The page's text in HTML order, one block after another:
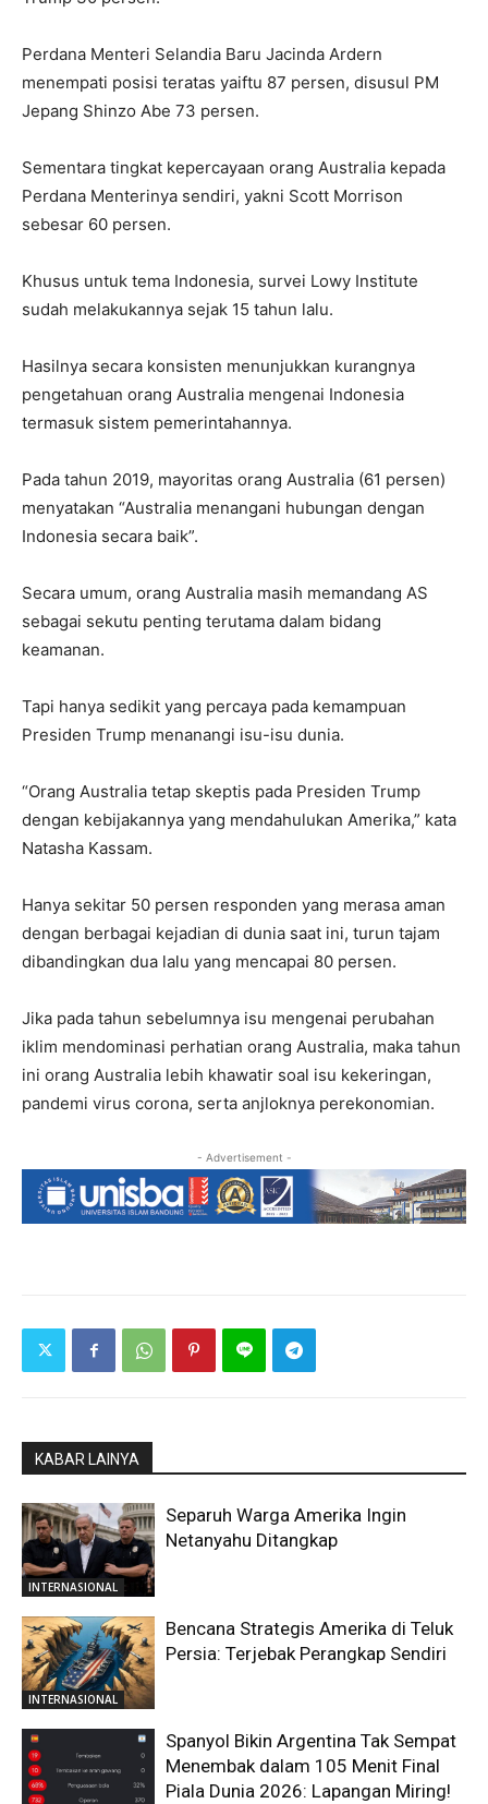
Perdana Menteri Selandia Baru Jacinda Ardern
menempati posisi teratas yaiftu 87 persen, disusul PM
Jepang Shinzo Abe 73 persen.
Sementara tingkat kepercayaan orang Australia kepada
Perdana Menterinya sendiri, yakni Scott Morrison
sebesar 60 persen.
Khusus untuk tema Indonesia, survei Lowy Institute
sudah melakukannya sejak 15 tahun lalu.
Hasilnya secara konsisten menunjukkan kurangnya
pengetahuan orang Australia mengenai Indonesia
termasuk sistem pemerintahannya.
Pada tahun 2019, mayoritas orang Australia (61 persen)
menyatakan “Australia menangani hubungan dengan
Indonesia secara baik”.
Secara umum, orang Australia masih memandang AS
sebagai sekutu penting terutama dalam bidang
keamanan.
Tapi hanya sedikit yang percaya pada kemampuan
Presiden Trump menanangi isu-isu dunia.
“Orang Australia tetap skeptis pada Presiden Trump
dengan kebijakannya yang mendahulukan Amerika,” kata
Natasha Kassam.
Hanya sekitar 50 persen responden yang merasa aman
dengan berbagai kejadian di dunia saat ini, turun tajam
dibandingkan dua lalu yang mencapai 80 persen.
Jika pada tahun sebelumnya isu mengenai perubahan
iklim mendominasi perhatian orang Australia, maka tahun
ini orang Australia lebih khawatir soal isu kekeringan,
pandemi virus corona, serta anjloknya perekonomian.
- Advertisement -
KABAR LAINYA
INTERNASIONAL
Separuh Warga Amerika Ingin
Netanyahu Ditangkap
INTERNASIONAL
Bencana Strategis Amerika di Teluk
Persia: Terjebak Perangkap Sendiri
Spanyol Bikin Argentina Tak Sempat
Menembak dalam 105 Menit Final
Piala Dunia 2026: Lapangan Miring!